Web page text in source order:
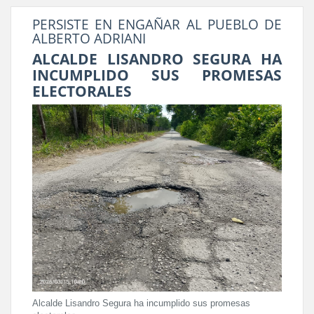
PERSISTE EN ENGAÑAR AL PUEBLO DE
ALBERTO ADRIANI
ALCALDE LISANDRO SEGURA HA
INCUMPLIDO SUS PROMESAS
ELECTORALES
Alcalde Lisandro Segura ha incumplido sus promesas